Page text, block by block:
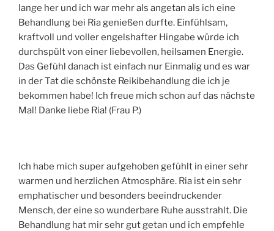
lange her und ich war mehr als angetan als ich eine
Behandlung bei Ria genießen durfte. Einfühlsam,
kraftvoll und voller engelshafter Hingabe würde ich
durchspült von einer liebevollen, heilsamen Energie.
Das Gefühl danach ist einfach nur Einmalig und es war
in der Tat die schönste Reikibehandlung die ich je
bekommen habe! Ich freue mich schon auf das nächste
Mal! Danke liebe Ria! (Frau P.)
Ich habe mich super aufgehoben gefühlt in einer sehr
warmen und herzlichen Atmosphäre. Ria ist ein sehr
emphatischer und besonders beeindruckender
Mensch, der eine so wunderbare Ruhe ausstrahlt. Die
Behandlung hat mir sehr gut getan und ich empfehle